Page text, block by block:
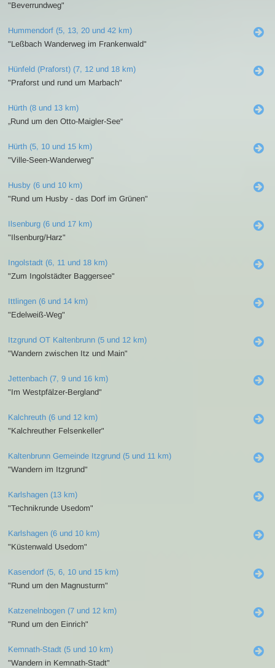
"Beverrundweg"
Hummendorf (5, 13, 20 und 42 km)
"Leßbach Wanderweg im Frankenwald"
Hünfeld (Praforst) (7, 12 und 18 km)
"Praforst und rund um Marbach"
Hürth (8 und 13 km)
„Rund um den Otto-Maigler-See“
Hürth (5, 10 und 15 km)
"Ville-Seen-Wanderweg"
Husby (6 und 10 km)
"Rund um Husby - das Dorf im Grünen"
Ilsenburg (6 und 17 km)
"Ilsenburg/Harz"
Ingolstadt (6, 11 und 18 km)
"Zum Ingolstädter Baggersee"
Ittlingen (6 und 14 km)
"Edelweiß-Weg"
Itzgrund OT Kaltenbrunn (5 und 12 km)
"Wandern zwischen Itz und Main"
Jettenbach (7, 9 und 16 km)
"Im Westpfälzer-Bergland"
Kalchreuth (6 und 12 km)
"Kalchreuther Felsenkeller"
Kaltenbrunn Gemeinde Itzgrund (5 und 11 km)
"Wandern im Itzgrund"
Karlshagen (13 km)
"Technikrunde Usedom"
Karlshagen (6 und 10 km)
"Küstenwald Usedom"
Kasendorf (5, 6, 10 und 15 km)
"Rund um den Magnusturm"
Katzenelnbogen (7 und 12 km)
"Rund um den Einrich"
Kemnath-Stadt (5 und 10 km)
"Wandern in Kemnath-Stadt"